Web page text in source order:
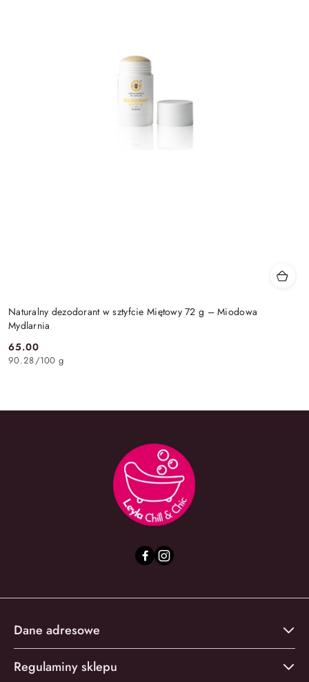
Naturalny dezodorant w sztyfcie Miętowy 72 g – Miodowa
Mydlarnia
Cena:
65.00
90.28/100 g
Dane adresowe
Regulaminy sklepu